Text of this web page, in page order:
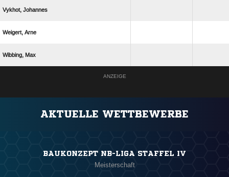
 
 
 
ANZEIGE
AKTUELLE WETTBEWERBE
BAUKONZEPT NB-LIGA STAFFEL IV
Meisterschaft